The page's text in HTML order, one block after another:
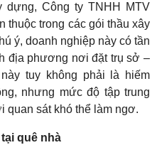
dựng, Công ty TNHH MTV
thuộc trong các gói thầu xây
ý, doanh nghiệp này có tần
địa phương nơi đặt trụ sở –
tuy không phải là hiếm
nhưng mức độ tập trung
sát khó thể làm ngơ.
quê nhà